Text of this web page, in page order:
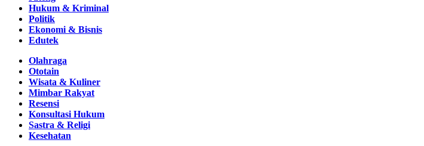
Hukum & Kriminal
Politik
Ekonomi & Bisnis
Edutek
Olahraga
Ototain
Wisata & Kuliner
Mimbar Rakyat
Resensi
Konsultasi Hukum
Sastra & Religi
Kesehatan